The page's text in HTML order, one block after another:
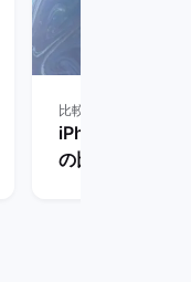
比較
iPhone 13と
の比較